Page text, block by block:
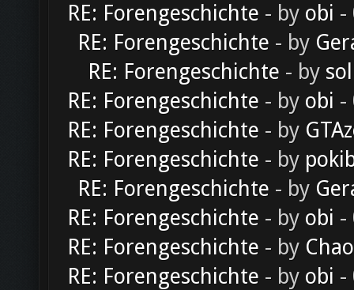
RE: Forengeschichte - by obi -
RE: Forengeschichte - by
RE: Forengeschichte - by
RE: Forengeschichte - by obi -
RE: Forengeschichte - by
RE: Forengeschichte - by
RE: Forengeschichte - by
RE: Forengeschichte - by obi -
RE: Forengeschichte - by
RE: Forengeschichte - by obi -